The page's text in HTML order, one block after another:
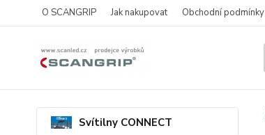
O SCANGRIP Jak nakupovat Obchodní podmínky
Svítilny CONNECT